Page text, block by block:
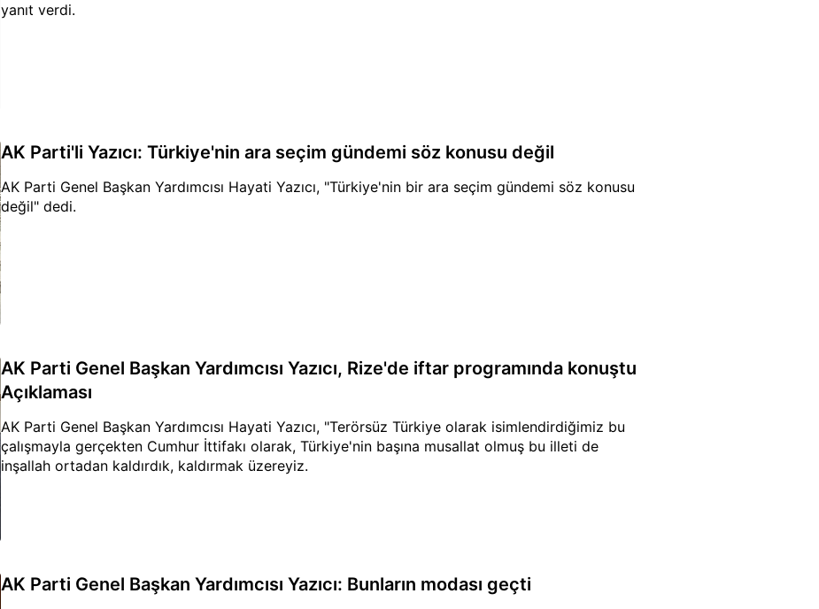
yanıt verdi.
AK Parti'li Yazıcı: Türkiye'nin ara seçim gündemi söz konusu değil
AK Parti Genel Başkan Yardımcısı Hayati Yazıcı, "Türkiye'nin bir ara seçim gündemi söz konusu
değil" dedi.
AK Parti Genel Başkan Yardımcısı Yazıcı, Rize'de iftar programında konuştu
Açıklaması
AK Parti Genel Başkan Yardımcısı Hayati Yazıcı, "Terörsüz Türkiye olarak isimlendirdiğimiz bu
çalışmayla gerçekten Cumhur İttifakı olarak, Türkiye'nin başına musallat olmuş bu illeti de
inşallah ortadan kaldırdık, kaldırmak üzereyiz.
AK Parti Genel Başkan Yardımcısı Yazıcı: Bunların modası geçti